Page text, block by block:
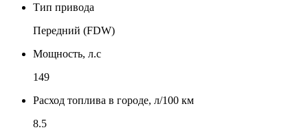
Тип привода
Передний (FDW)
Мощность, л.с
149
Расход топлива в городе, л/100 км
8.5